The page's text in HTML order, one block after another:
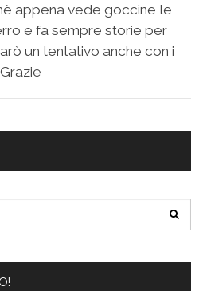
appena vede goccine le
e fa sempre storie per
un tentativo anche con i